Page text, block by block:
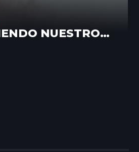
NUESTROS